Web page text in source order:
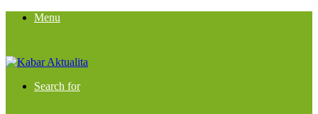
Menu
Search for